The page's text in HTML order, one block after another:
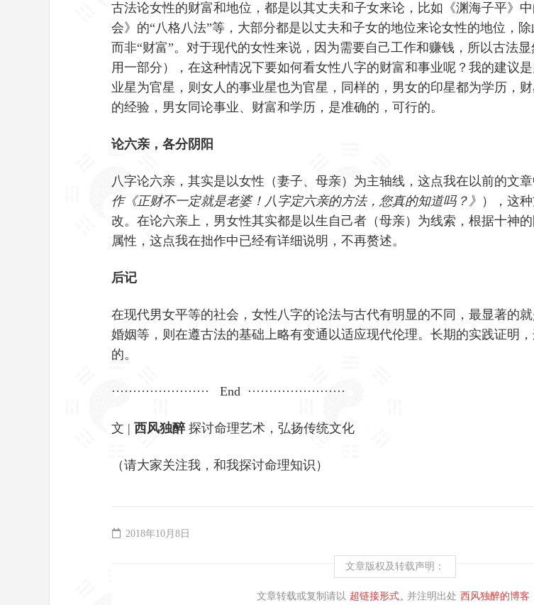
古法论女性的财富和地位，都是以其丈夫和子女来论，比如《渊海子平》
会》的“八格八法”等，大部分都是以丈夫和子女的地位来论女性的地位，
而非“财富”。对于现代的女性来说，因为需要自己工作和赚钱，所以古法
用一部分），在这种情况下要如何看女性八字的财富和事业呢？我的建议
业星为官星，则女人的事业星也为官星，同样的，男女的印星都为学历，
的经验，男女同论事业、财富和学历，是准确的，可行的。
论六亲，各分阴阳
八字论六亲，其实是以女性（妻子、母亲）为主轴线，这点我在以前的文
作《正财不一定就是老婆！八字定六亲的方法，您真的知道吗？》 ），这
改。在论六亲上，男女性其实都是以生自己者（母亲）为线索，根据十神
属性，这点我在拙作中已经有详细说明，不再赘述。
后记
在现代男女平等的社会，女性八字的论法与古代有明显的不同，最显著的
婚姻等，则在遵古法的基础上略有变通以适应现代伦理。长期的实践证明
的。
······················· End ·······················
文 | 西风独醉探讨命理艺术，弘扬传统文化
（请大家关注我，和我探讨命理知识）
2018年10月8日
文章版权及转载声明：
文章转载或复制请以 超链接形式 并注明出处 西风独醉的博客